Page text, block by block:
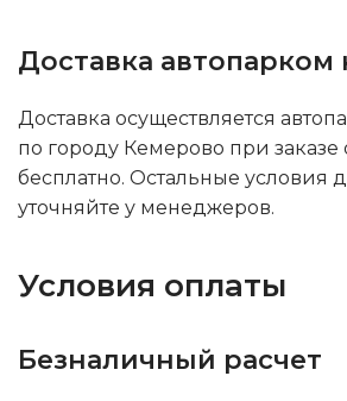
Доставка
Доставка осуществляется
по городу Кемерово при заказе
бесплатно. Остальные условия
уточняйте у менеджеров.
Условия оплаты
Безналичный расчет